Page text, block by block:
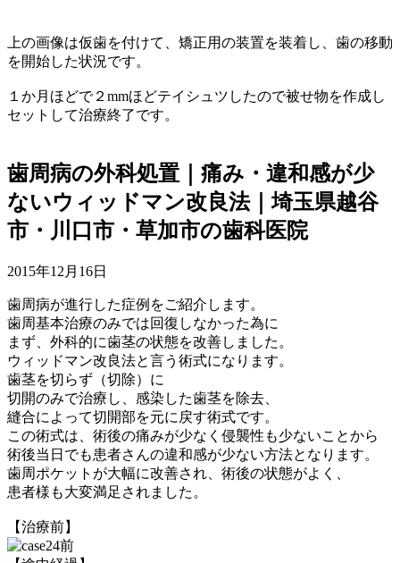
上の画像は仮歯を付けて、矯正用の装置を装着し、歯の移動
を開始した状況です。
１か月ほどで２mmほどテイシュツしたので被せ物を作成し
セットして治療終了です。
歯周病の外科処置｜痛み・違和感が少
ないウィッドマン改良法｜埼玉県越谷
市・川口市・草加市の歯科医院
2015年12月16日
歯周病が進行した症例をご紹介します。
歯周基本治療のみでは回復しなかった為に
まず、外科的に歯茎の状態を改善しました。
ウィッドマン改良法と言う術式になります。
歯茎を切らず（切除）に
切開のみで治療し、感染した歯茎を除去、
縫合によって切開部を元に戻す術式です。
この術式は、術後の痛みが少なく侵襲性も少ないことから
術後当日でも患者さんの違和感が少ない方法となります。
歯周ポケットが大幅に改善され、術後の状態がよく、
患者様も大変満足されました。
【治療前】